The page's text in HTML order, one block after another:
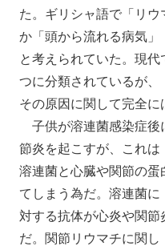
た。ギリシャ語で「リ
か「頭から流れる病気」
と考えられていた。現
つに分類されているが、
その原因に関して完全に
子供が溶連菌感染症後
節炎を起こすが、これは
溶連菌と心臓や関節の
てしまう為だ。溶連菌に
対する抗体が心炎や関
だ。関節リウマチに関し